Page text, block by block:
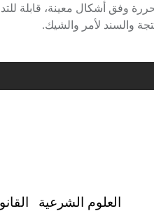
وفق أشكال معينة، قابلة
والسند لأمر والشيك.
إياد خالد الطباع مدير عام لهيئة الموسوعة
الدكتور محمود السيد بجائزة مجمع
العلوم الشرعية